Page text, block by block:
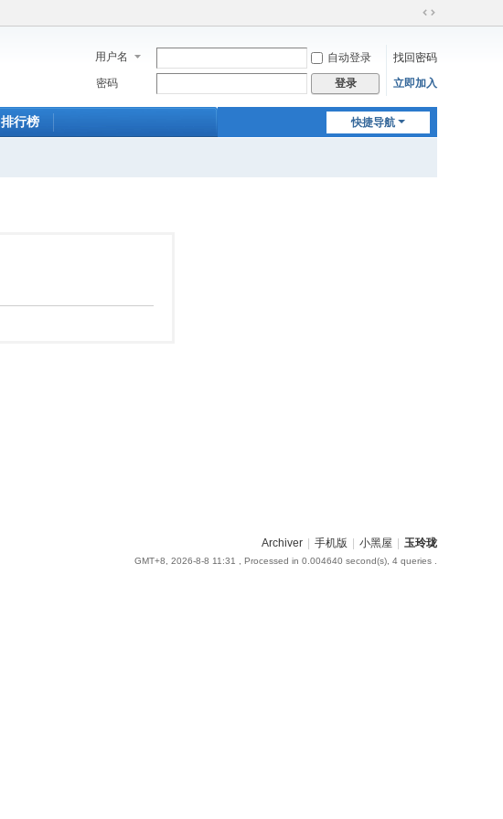
切
到
宽
用户名 自动登录
找回密码
密码
登录 立即加入
快捷导航
排行榜
Archiver 手机版 小黑屋 玉玲珑
GMT+8, 2026-8-8 11:31 , Processed in 0.004640 second(s), 4 queries .